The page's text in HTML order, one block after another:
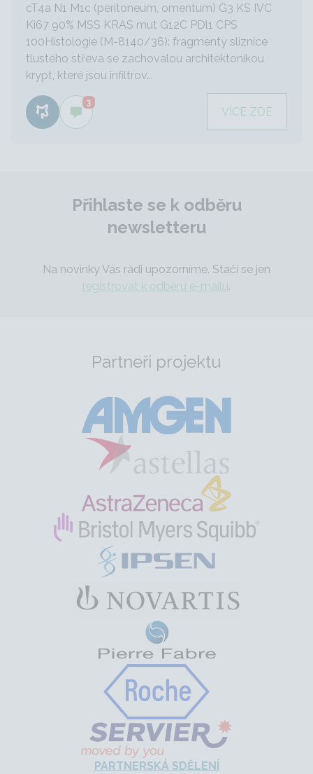
cT4a N1 M1c (peritoneum, omentum) G3 KS IVC
Ki67 90% MSS KRAS mut G12C PDl1 CPS
100Histologie (M-8140/36): fragmenty sliznice
tlustého střeva se zachovalou architektonikou
krypt, které jsou infiltrov...
3
VÍCE ZDE
Přihlaste se k odběru
newsletteru
Na novinky Vás rádi upozorníme. Stačí se jen
registrovat k odběru e-mailu.
Partneři projektu
PARTNERSKÁ SDĚLENÍ